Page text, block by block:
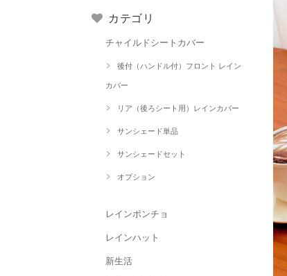
カテゴリ
チャイルドシートカバー
後付（ハンドル付）フロント レイン
カバー
リア（後ろシート用）レインカバー
サンシェード単品
サンシェードセット
オプション
レインポンチョ
レインハット
新生活